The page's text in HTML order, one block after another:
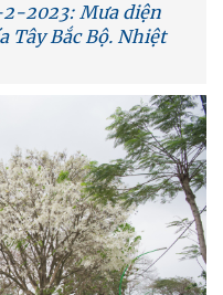
2023: Mưa diện
Tây Bắc Bộ. Nhiệt